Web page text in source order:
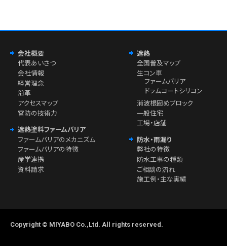
会社概要
代表あいさつ
会社情報
経営理念
沿革
アクセスマップ
宮防の技術力
遮熱塗料ファームバリア
ファームバリアのメカニズム
ファームバリアの特徴
産学連携
資料請求
遮熱
全国普及マップ
生コン車
ファームバリア
ドラムコートシリコン
消波根固めブロック
一般住宅
工場・店舗
防水・雨漏り
弊社の特徴
防水工事の種類
ご相談の流れ
施工例・主な実績
Copyright © MIYABO Co.,Ltd. All rights reserved.